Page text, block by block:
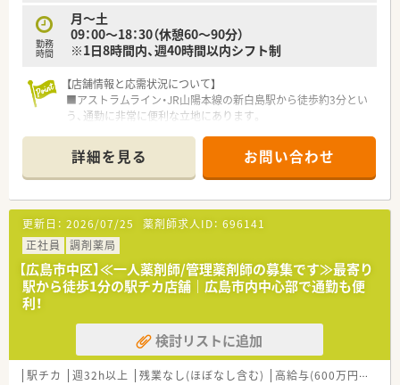
■ドラッグストア併設店を推進していますが、薬剤師がレジ打ち
や品出しを行うことはなく、調剤業務に専念できる環境です。
■年収は470万円から600万円の間で経験や能力を考慮して決定
され、世帯主の方には月額15,000円の住宅手当が支給されます。
■賞与は年2回で合計4.5ヶ月分の支給実績があり、日頃の頑張り
■【HP参照】資本金1億円以上の安定企業で、退職金制度や従業員
持株会など、将来の備えとなる福利厚生が非常に充実していま
す。
勤務
時間
月～土
09：00～18：30（休憩60～90分）
※1日8時間内、週40時間以内シフト制
【店舗情報と応需状況について】
■アストラムライン・JR山陽本線の新白島駅から徒歩約3分とい
う、通勤に非常に便利な立地にあります。
り、専門性を高めることができる環境です。
■薬剤師は常時3名体制で、事務員も2名が在籍しているため、業
務に集中しやすい環境が整っています。
【募集背景と求める人物像について】
■今回は退職に伴う欠員補充のための募集であり、なるべく早く
ご入職いただける方を歓迎しています。
■調剤経験が3年程度ある方を想定しており、業務にブランクが
ある方でも安心して再開できます。
■患者様とのコミュニケーションを大切にし、チームワークを重
【求人情報について】
■ご経験に応じて年収450万円から600万円を想定しており、昇
給や賞与の制度も整っています。
詳細を見る お問い合わせ
更新日： 2026/07/25 薬剤師求人ID： 696141
正社員
調剤薬局
【広島市中区】≪一人薬剤師/管理薬剤師の募集です≫最寄り
駅から徒歩1分の駅チカ店舗｜広島市内中心部で通勤も便
利！
検討リストに追加
駅チカ 週32h以上 残業なし(ほぼなし含む) 高給与(600万円以上)